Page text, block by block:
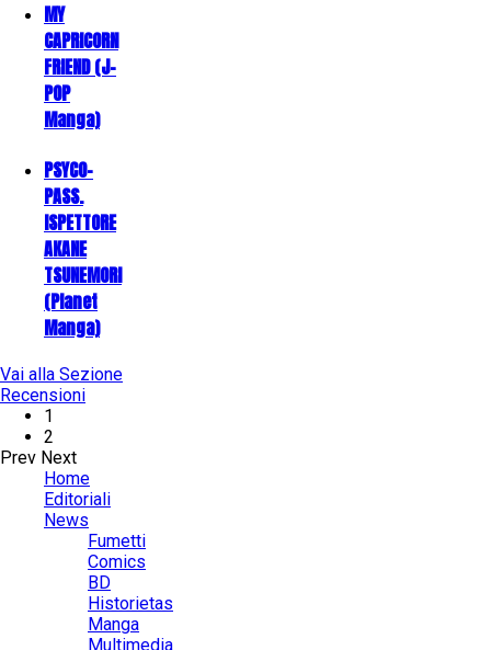
MY
CAPRICORN
FRIEND (J-
POP
Manga)
PSYCO-
PASS.
ISPETTORE
AKANE
TSUNEMORI
(Planet
Manga)
Vai alla Sezione
Recensioni
1
2
Prev Next
Home
Editoriali
News
Fumetti
Comics
BD
Historietas
Manga
Multimedia